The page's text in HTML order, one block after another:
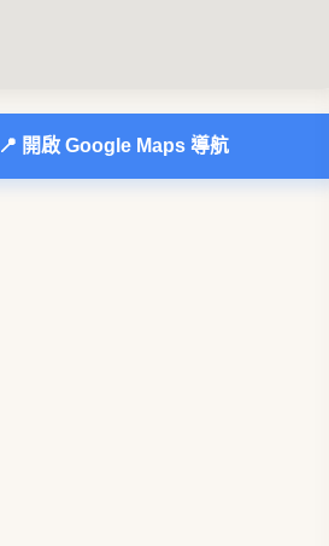
📍 開啟 Google Maps 導航